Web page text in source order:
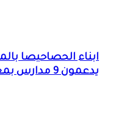
ابناء الحصاحيصا
يدعمون 9 مدارس بمعينات اجلاس